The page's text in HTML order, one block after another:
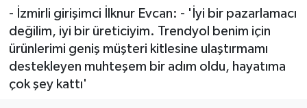
- İzmirli girişimci İlknur Evcan: - 'İyi bir pazarlamacı
değilim, iyi bir üreticiyim. Trendyol benim için
ürünlerimi geniş müşteri kitlesine ulaştırmamı
destekleyen muhteşem bir adım oldu, hayatıma
çok şey kattı'